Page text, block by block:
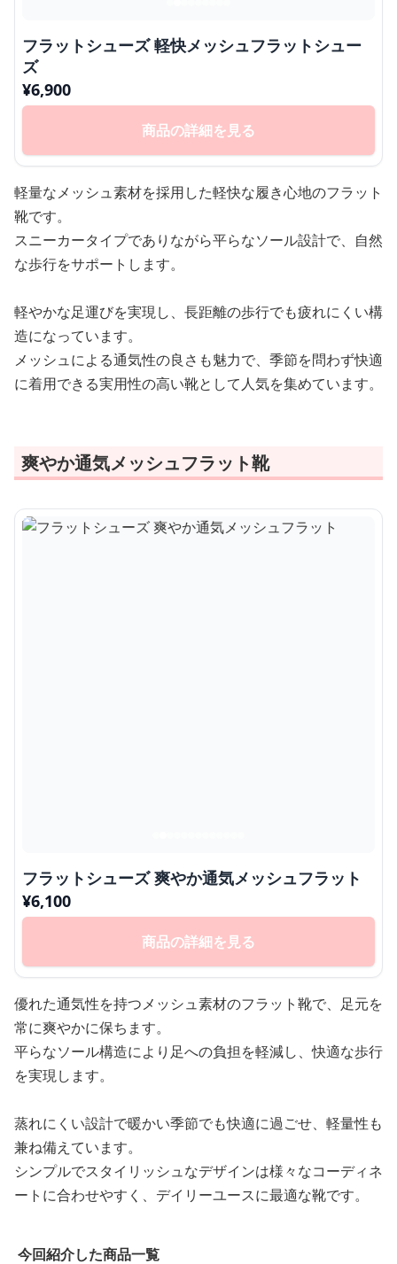
フラットシューズ 軽快メッシュフラットシュー
ズ
¥6,900
商品の詳細を見る
軽量なメッシュ素材を採用した軽快な履き心地のフラット
靴です。
スニーカータイプでありながら平らなソール設計で、自然
な歩行をサポートします。
軽やかな足運びを実現し、長距離の歩行でも疲れにくい構
造になっています。
メッシュによる通気性の良さも魅力で、季節を問わず快適
に着用できる実用性の高い靴として人気を集めています。
爽やか通気メッシュフラット靴
フラットシューズ 爽やか通気メッシュフラット
¥6,100
商品の詳細を見る
優れた通気性を持つメッシュ素材のフラット靴で、足元を
常に爽やかに保ちます。
平らなソール構造により足への負担を軽減し、快適な歩行
を実現します。
蒸れにくい設計で暖かい季節でも快適に過ごせ、軽量性も
兼ね備えています。
シンプルでスタイリッシュなデザインは様々なコーディネ
ートに合わせやすく、デイリーユースに最適な靴です。
今回紹介した商品一覧